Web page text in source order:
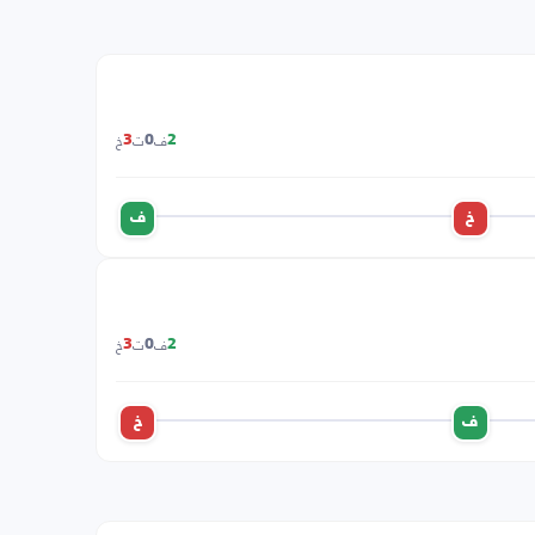
2ف0ت3خ
خ ف
2ف0ت3خ
ف خ